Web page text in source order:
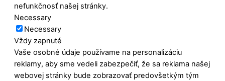
nefunkčnosť našej stránky.
Necessary
Necessary
Vždy zapnuté
Vaše osobné údaje používame na personalizáciu
reklamy, aby sme vedeli zabezpečiť, že sa reklama našej
webovej stránky bude zobrazovať predovšetkým tým